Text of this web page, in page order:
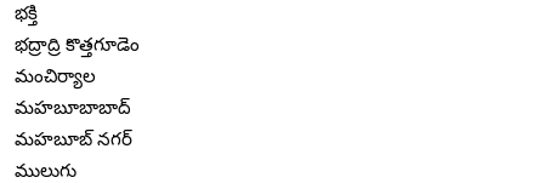
భక్తి
భద్రాద్రి కొత్తగూడెం
మంచిర్యాల
మహబూబాబాద్
మహబూబ్ నగర్
ములుగు